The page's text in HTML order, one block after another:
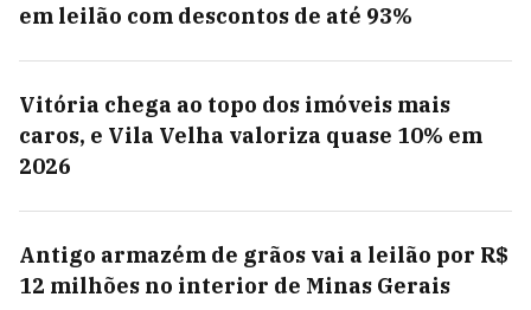
em leilão com descontos de até 93%
Vitória chega ao topo dos imóveis mais
caros, e Vila Velha valoriza quase 10% em
2026
Antigo armazém de grãos vai a leilão por R$
12 milhões no interior de Minas Gerais